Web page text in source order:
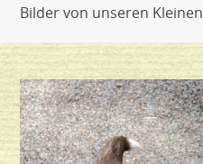
Bilder von unseren Kleinen